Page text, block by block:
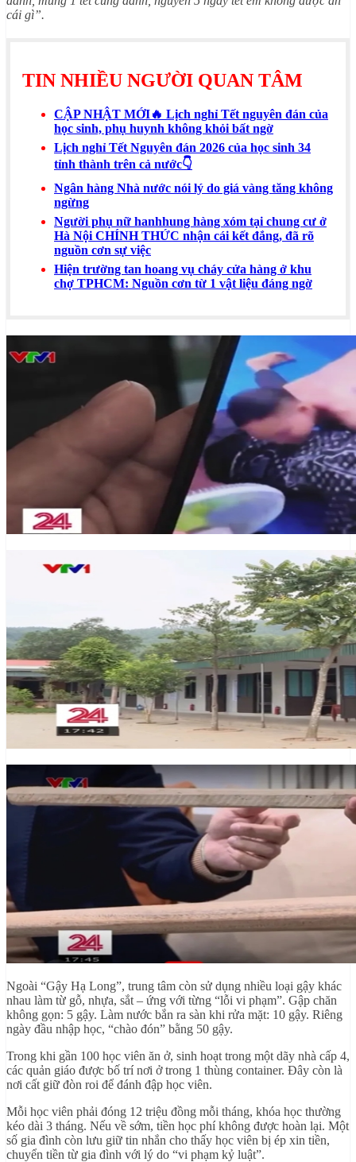
cái gì”.
TIN NHIỀU NGƯỜI QUAN TÂM
CẬP NHẬT MỚI🔥 Lịch nghỉ Tết nguyên đán của
học sinh, phụ huynh không khỏi bất ngờ
Lịch nghỉ Tết Nguyên đán 2026 của học sinh 34
tỉnh thành trên cả nước👇
Ngân hàng Nhà nước nói lý do giá vàng tăng không
ngừng
Người phụ nữ hanhhung hàng xóm tại chung cư ở
Hà Nội CHÍNH THỨC nhận cái kết đắng, đã rõ
nguồn cơn sự việc
Hiện trường tan hoang vụ cháy cửa hàng ở khu
chợ TPHCM: Nguồn cơn từ 1 vật liệu đáng ngờ
Ngoài “Gậy Hạ Long”, trung tâm còn sử dụng nhiều loại gậy khác
nhau làm từ gỗ, nhựa, sắt – ứng với từng “lỗi vi phạm”. Gập chăn
không gọn: 5 gậy. Làm nước bắn ra sàn khi rửa mặt: 10 gậy. Riêng
ngày đầu nhập học, “chào đón” bằng 50 gậy.
Trong khi gần 100 học viên ăn ở, sinh hoạt trong một dãy nhà cấp 4,
các quản giáo được bố trí nơi ở trong 1 thùng container. Đây còn là
nơi cất giữ đòn roi để đánh đập học viên.
Mỗi học viên phải đóng 12 triệu đồng mỗi tháng, khóa học thường
kéo dài 3 tháng. Nếu về sớm, tiền học phí không được hoàn lại. Một
số gia đình còn lưu giữ tin nhắn cho thấy học viên bị ép xin tiền,
chuyển tiền từ gia đình với lý do “vi phạm kỷ luật”.